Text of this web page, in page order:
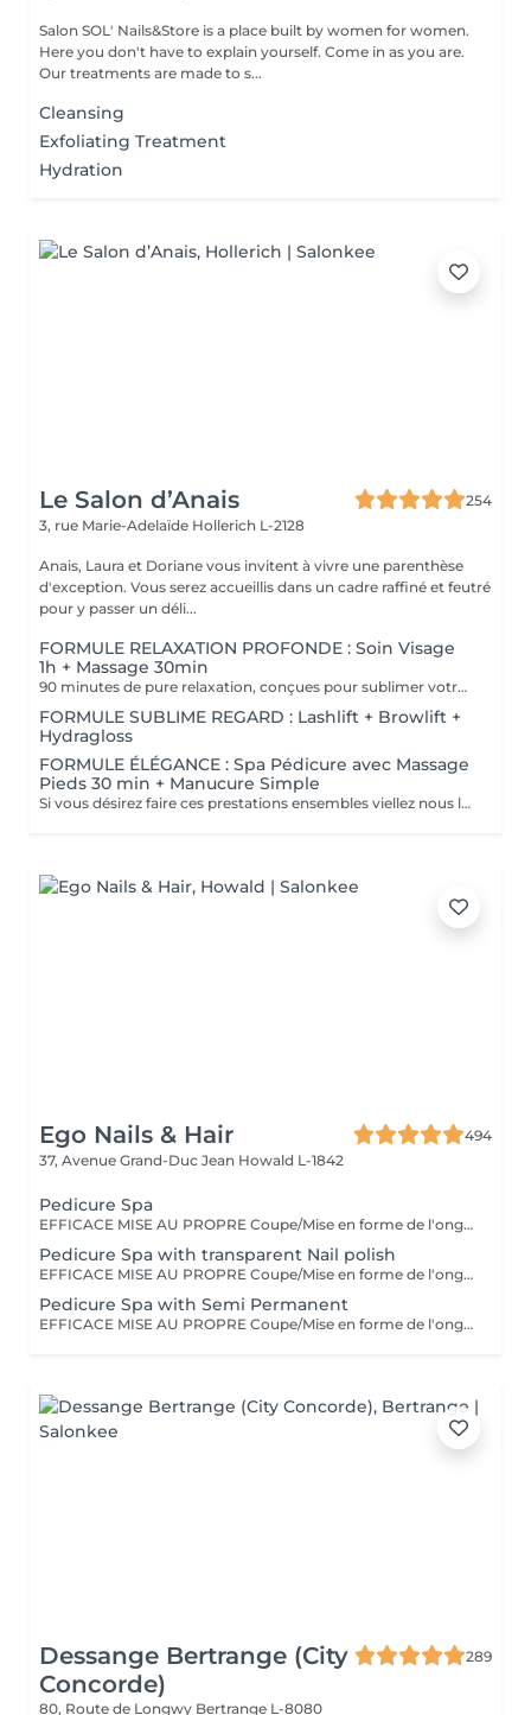
Salon SOL' Nails&Store is a place built by women for women.
Here you don't have to explain yourself. Come in as you are.
Our treatments are made to s...
Cleansing
Exfoliating Treatment
Hydration
Le Salon d’Anais
254
3, rue Marie-Adelaïde Hollerich L-2128
Anais, Laura et Doriane vous invitent à vivre une parenthèse
d'exception. Vous serez accueillis dans un cadre raffiné et feutré
pour y passer un déli...
FORMULE RELAXATION PROFONDE : Soin Visage
1h + Massage 30min
90 minutes de pure relaxation, conçues pour sublimer votre peau tout en relâchant les tensions du corps. Une Tisane détox vous sera offerte pour prolonger cet instant de douceur.
FORMULE SUBLIME REGARD : Lashlift + Browlift +
Hydragloss
FORMULE ÉLÉGANCE : Spa Pédicure avec Massage
Pieds 30 min + Manucure Simple
Si vous désirez faire ces prestations ensembles viellez nous le préciser en note lors de votre réservation. Un supplément vous sera demander si vous souhaiter un vernis simple ou semi-permanent.
Ego Nails & Hair
494
37, Avenue Grand-Duc Jean Howald L-1842
Pedicure Spa
EFFICACE MISE AU PROPRE Coupe/Mise en forme de l'ongle/retrait des cuticules/retrait des callosités/peeling/gommage/crème La pédicure classique est une pédicure simple complète et efficace elle est parfaite pour entretenir vos pieds tout au long de l'année.
Pedicure Spa with transparent Nail polish
EFFICACE MISE AU PROPRE Coupe/Mise en forme de l'ongle/retrait des cuticules/retrait des callosités/peeling/gommage/crème La pédicure classique est une pédicure simple complète et efficace elle est parfaite pour entretenir vos pieds tout au long de l'année.
Pedicure Spa with Semi Permanent
EFFICACE MISE AU PROPRE Coupe/Mise en forme de l'ongle/retrait des cuticules/retrait des callosités/peeling/gommage/crème La pédicure classique est une pédicure simple complète et efficace elle est parfaite pour entretenir vos pieds tout au long de l'année.
Dessange Bertrange (City
Concorde)
289
80, Route de Longwy Bertrange L-8080